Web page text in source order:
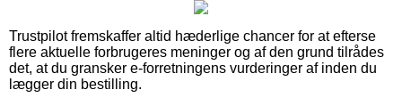
Trustpilot fremskaffer altid hæderlige chancer for at efterse
flere aktuelle forbrugeres meninger og af den grund tilrådes
det, at du gransker e-forretningens vurderinger af inden du
lægger din bestilling.